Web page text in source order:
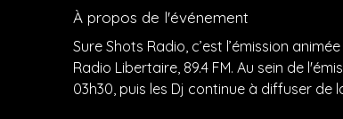
À propos de l'événement
Sure Shots Radio, c’est l’émission
Radio Libertaire, 89.4 FM. Au sein de
03h30, puis les Dj continue à diffuser de